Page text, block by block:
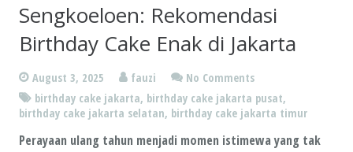
Sengkoeloen: Rekomendasi
Birthday Cake Enak di Jakarta
August 3, 2025 fauzi
No Comments
birthday cake jakarta, birthday cake jakarta pusat,
birthday cake jakarta selatan, birthday cake jakarta timur
Perayaan ulang tahun menjadi momen istimewa yang tak